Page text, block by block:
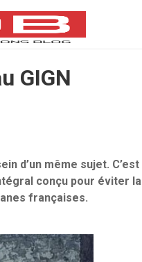
GIGN
d’un même sujet. C’est
conçu pour éviter la
françaises.